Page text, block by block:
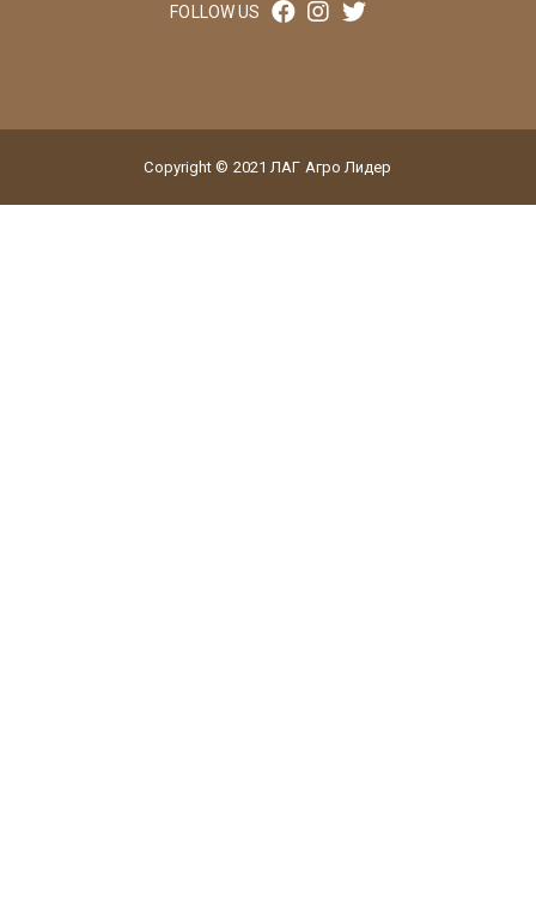
FOLLOW US
Copyright © 2021 ЛАГ Агро Лидер